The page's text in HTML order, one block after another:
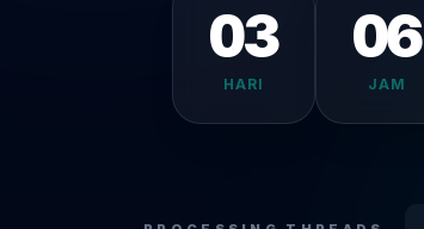
03
HARI
06
JAM